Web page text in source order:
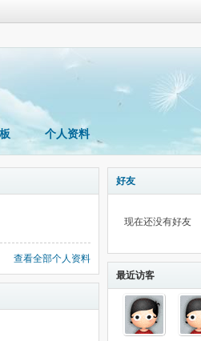
个人资料
查看全部个人资料
好友
现在还没有好友
最近访客